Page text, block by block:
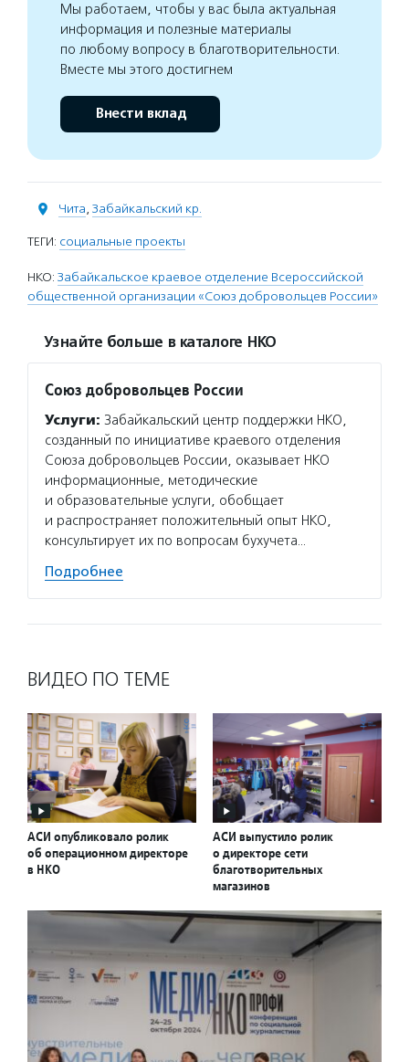
Мы работаем, чтобы у вас была актуальная
информация и полезные материалы
по любому вопросу в благотворительности.
Вместе мы этого достигнем
Внести вклад
Чита, Забайкальский кр.
ТЕГИ: социальные проекты
НКО: Забайкальское краевое отделение Всероссийской
общественной организации «Союз добровольцев России»
Узнайте больше в каталоге НКО
Союз добровольцев России
Услуги: Забайкальский центр поддержки НКО,
созданный по инициативе краевого отделения
Союза добровольцев России, оказывает НКО
информационные, методические
и образовательные услуги, обобщает
и распространяет положительный опыт НКО,
консультирует их по вопросам бухучета…
Подробнее
ВИДЕО ПО ТЕМЕ
АСИ опубликовало ролик
об операционном директоре
в НКО
АСИ выпустило ролик
о директоре сети
благотворительных
магазинов